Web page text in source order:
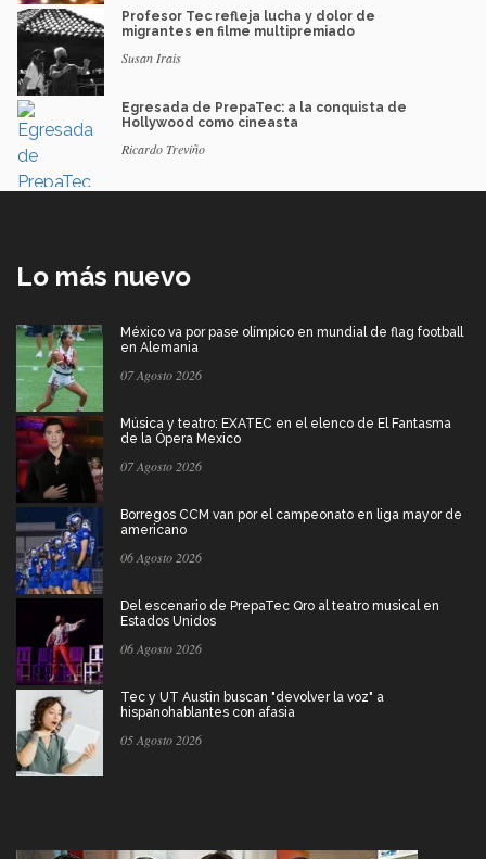
Profesor Tec refleja lucha y dolor de
migrantes en filme multipremiado
Susan Irais
Egresada de PrepaTec: a la conquista de
Hollywood como cineasta
Ricardo Treviño
Lo más nuevo
México va por pase olímpico en mundial de flag football
en Alemania
07 Agosto 2026
Música y teatro: EXATEC en el elenco de El Fantasma
de la Ópera Mexico
07 Agosto 2026
Borregos CCM van por el campeonato en liga mayor de
americano
06 Agosto 2026
Del escenario de PrepaTec Qro al teatro musical en
Estados Unidos
06 Agosto 2026
Tec y UT Austin buscan "devolver la voz" a
hispanohablantes con afasia
05 Agosto 2026